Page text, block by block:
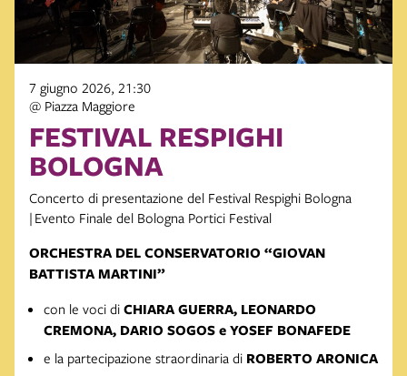
7 giugno 2026, 21:30
@ Piazza Maggiore
FESTIVAL RESPIGHI
BOLOGNA
Concerto di presentazione del Festival Respighi Bologna
| Evento Finale del Bologna Portici Festival
ORCHESTRA DEL CONSERVATORIO “GIOVAN
BATTISTA MARTINI”
con le voci di CHIARA GUERRA, LEONARDO
CREMONA, DARIO SOGOS e YOSEF BONAFEDE
e la partecipazione straordinaria di ROBERTO ARONICA